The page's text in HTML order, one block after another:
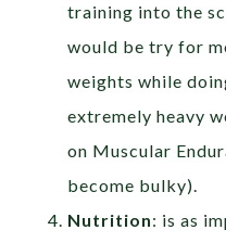
training into the
would be try for
weights while
extremely heavy
on Muscular
become bulky).
Nutrition: is as